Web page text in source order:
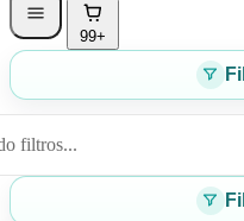
99+
filtros...